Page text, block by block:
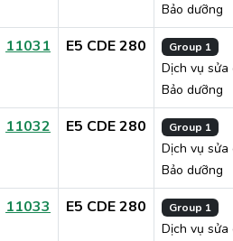
Bảo dưỡng
11031 E5 CDE 280 Group 1
Dịch vụ sửa
Bảo dưỡng
11032 E5 CDE 280 Group 1
Dịch vụ sửa
Bảo dưỡng
11033 E5 CDE 280 Group 1
Dịch vụ sửa